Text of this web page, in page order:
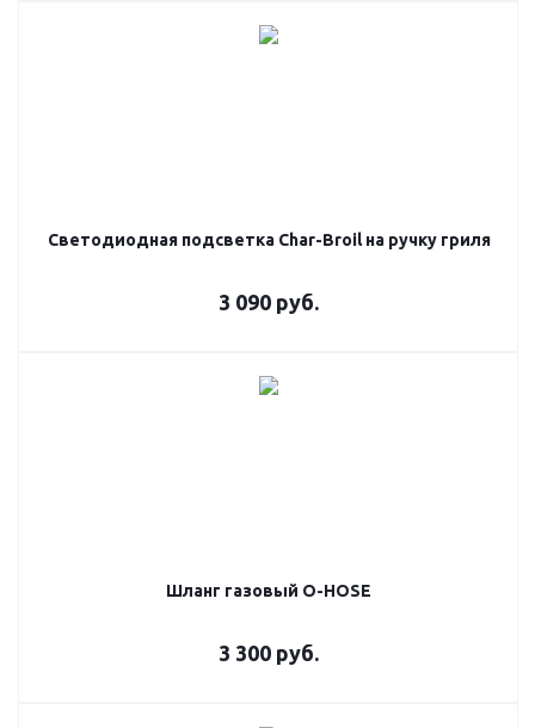
Светодиодная подсветка Char-Broil на ручку гриля
3 090 руб.
Шланг газовый O-HOSE
3 300 руб.